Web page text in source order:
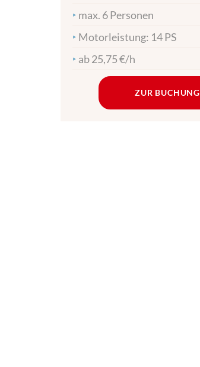
‣ max. 6 Personen
‣ Motorleistung: 14 PS
‣ ab 25,75 €/h
ZUR BUCHUNG